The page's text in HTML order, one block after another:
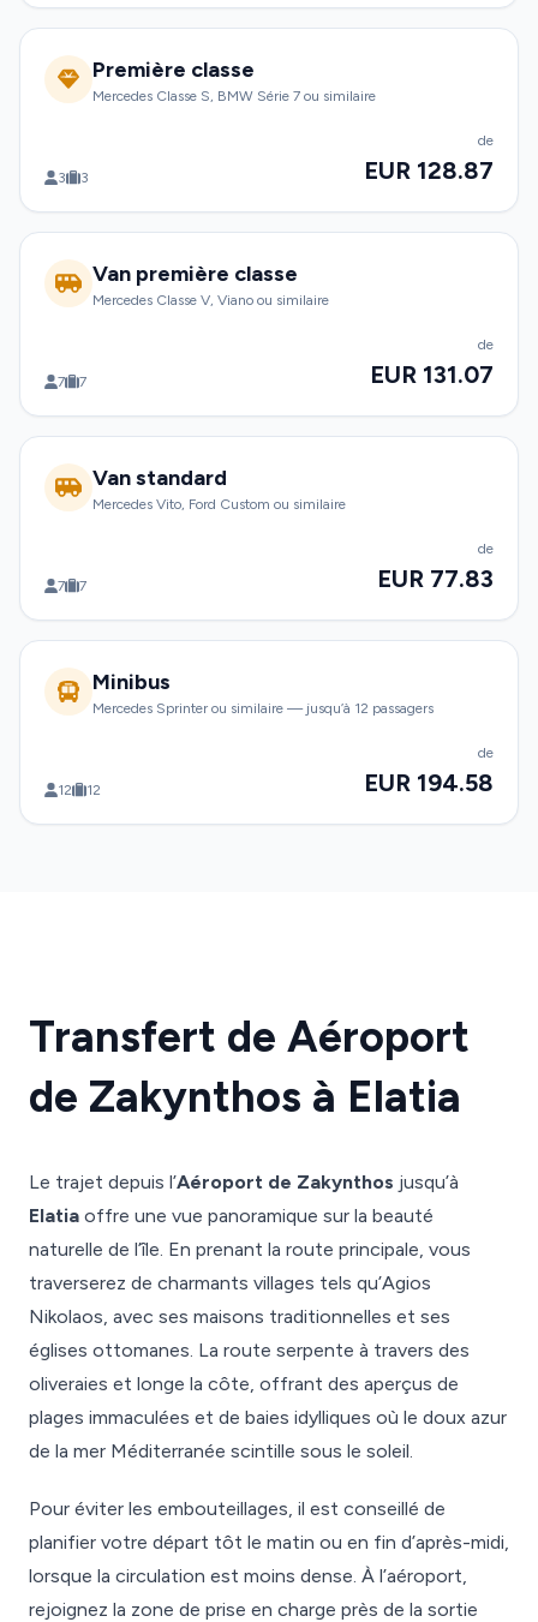
Première classe
Mercedes Classe S, BMW Série 7 ou similaire
3 3
de
EUR 128.87
Van première classe
Mercedes Classe V, Viano ou similaire
7 7
de
EUR 131.07
Van standard
Mercedes Vito, Ford Custom ou similaire
7 7
de
EUR 77.83
Minibus
Mercedes Sprinter ou similaire — jusqu’à 12 passagers
12 12
de
EUR 194.58
Transfert de Aéroport
de Zakynthos à Elatia
Le trajet depuis l’Aéroport de Zakynthos jusqu’à
Elatia offre une vue panoramique sur la beauté
naturelle de l’île. En prenant la route principale, vous
traverserez de charmants villages tels qu’Agios
Nikolaos, avec ses maisons traditionnelles et ses
églises ottomanes. La route serpente à travers des
oliveraies et longe la côte, offrant des aperçus de
plages immaculées et de baies idylliques où le doux azur
de la mer Méditerranée scintille sous le soleil.
Pour éviter les embouteillages, il est conseillé de
planifier votre départ tôt le matin ou en fin d’après-midi,
lorsque la circulation est moins dense. À l’aéroport,
rejoignez la zone de prise en charge près de la sortie